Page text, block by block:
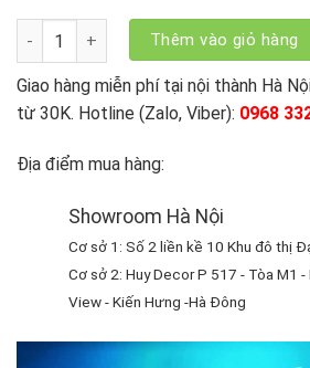
Rèm Vải Line Hàn Quốc V01 số lượng
Thêm vào giỏ hàng
Giao hàng miễn phí tại nội thành Hà
từ 30K. Hotline (Zalo, Viber): 0968
Địa điểm mua hàng:
Showroom Hà Nội
Cơ sở 1: Số 2 liền kề 10 Khu đô thị
Cơ sở 2: Huy Decor P 517 - Tòa M1
View - Kiến Hưng -Hà Đông